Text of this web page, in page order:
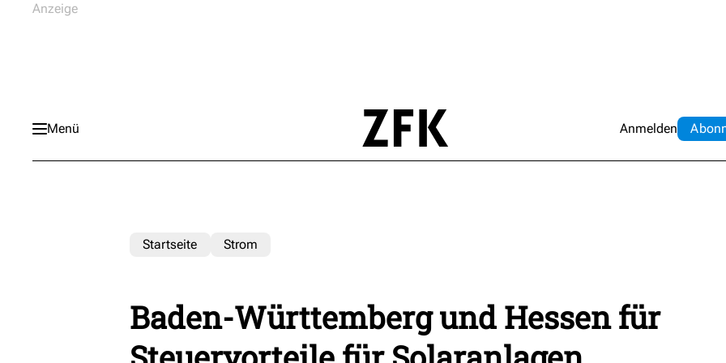
Menü Anmelden Abo
Startseite Strom
Baden-Württemberg und Hessen für